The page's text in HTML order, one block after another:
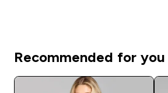
Recommended for you